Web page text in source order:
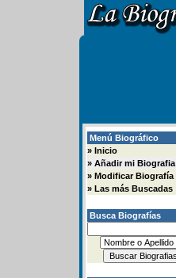
Menú Biográfico
» Inicio
» Añadir mi Biografia
» Modificar Biografía
» Las más Buscadas
Busca Biografías